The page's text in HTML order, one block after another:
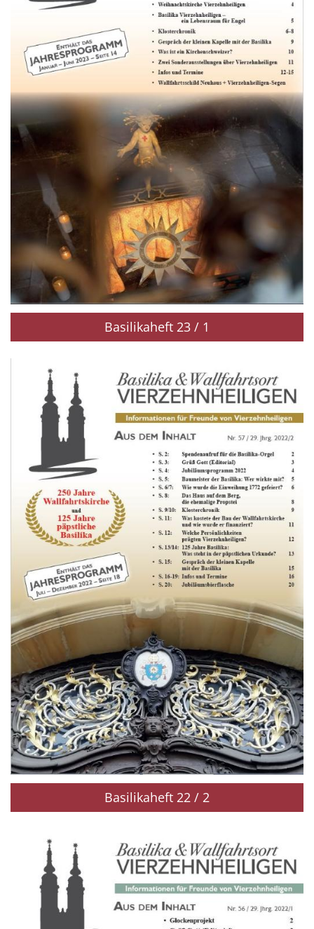
Basilikaheft 23 / 1
Basilikaheft 22 / 2